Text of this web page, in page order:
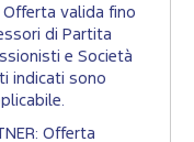
Offerta valida fino
di Partita
e Società
indicati sono
Offerta